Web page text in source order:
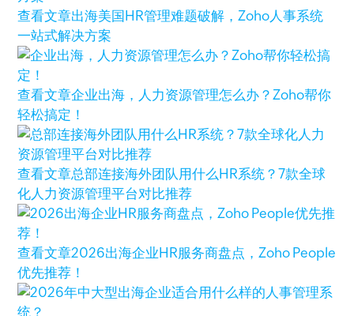
查看文章出海美国HR管理难题破解，Zoho人事系统
一站式解决方案
查看文章企业出海，人力资源管理怎么办？Zoho帮你
轻松搞定！
查看文章总部连接海外团队用什么HR系统？7款全球
化人力资源管理平台对比推荐
查看文章2026出海企业HR服务商盘点，Zoho People
优先推荐！